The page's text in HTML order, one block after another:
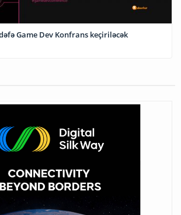
Game Dev Konfrans keçiriləcək